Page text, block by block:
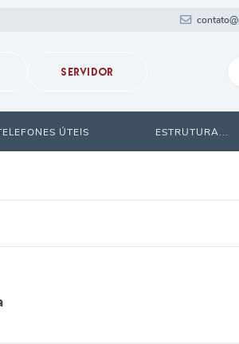
SERVIDOR
ÚTEIS ESTRUTURA...